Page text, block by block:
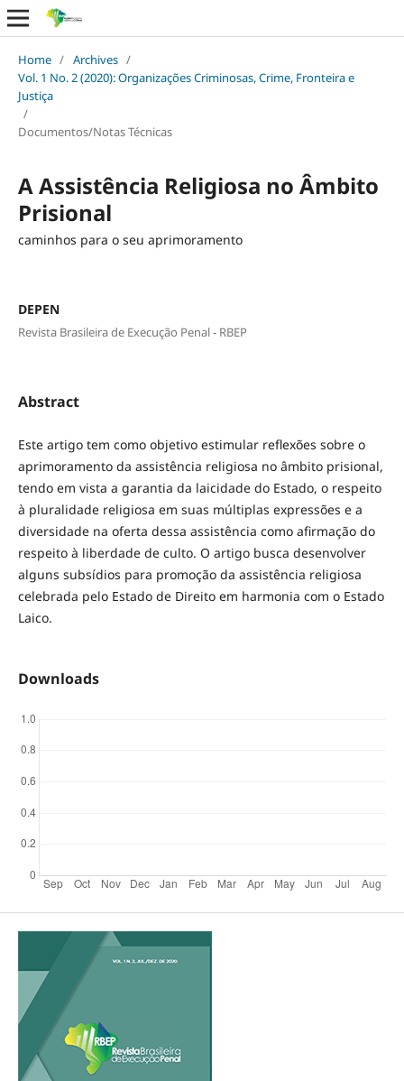
Home / Archives /
Vol. 1 No. 2 (2020): Organizações Criminosas, Crime, Fronteira e
Justiça
/
Documentos/Notas Técnicas
A Assistência Religiosa no Âmbito
Prisional
caminhos para o seu aprimoramento
DEPEN
Revista Brasileira de Execução Penal - RBEP
Abstract
Este artigo tem como objetivo estimular reflexões sobre o
aprimoramento da assistência religiosa no âmbito prisional,
tendo em vista a garantia da laicidade do Estado, o respeito
à pluralidade religiosa em suas múltiplas expressões e a
diversidade na oferta dessa assistência como afirmação do
respeito à liberdade de culto. O artigo busca desenvolver
alguns subsídios para promoção da assistência religiosa
celebrada pelo Estado de Direito em harmonia com o Estado
Laico.
Downloads